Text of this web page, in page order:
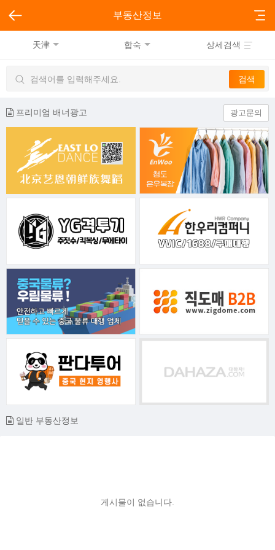
부동산정보
天津 합숙 상세검색
프리미엄 배너광고 광고문의
일반 부동산정보
게시물이 없습니다.